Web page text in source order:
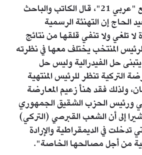
وفي مقال له على موقع "عربي 21"، قال الكاتب والباحث
الحاج إن التهنئة الرسمية
تلغي ولا تنفي قلقها من نتائج
المنتخب يختلف معها في نظرته
حل الفيدرالية وليس حل
التركية تنظر للرئيس المنتهية
ولذلك فقد هنأ زعيم المعارضة
ورئيس الحزب الشقيق الجمهوري
إلى أن الشعب القبرصي (التركي)
تدخلت في الديمقراطية والإرادة
من أجل مصالحها الخاصة".